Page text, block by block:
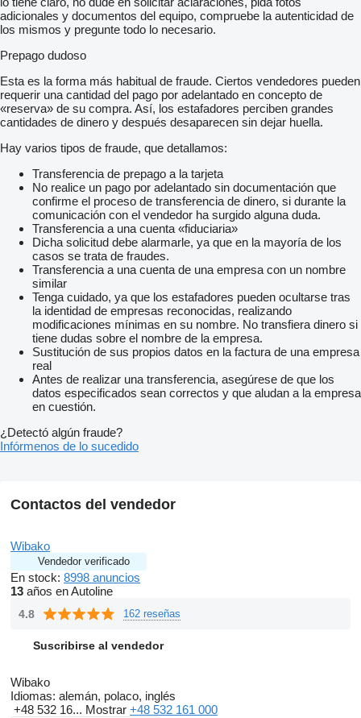
adicionales y documentos del equipo, compruebe la autenticidad de
los mismos y pregunte todo lo necesario.
Prepago dudoso
Esta es la forma más habitual de fraude. Ciertos vendedores pueden
requerir una cantidad del pago por adelantado en concepto de
«reserva» de su compra. Así, los estafadores perciben grandes
cantidades de dinero y después desaparecen sin dejar huella.
Hay varios tipos de fraude, que detallamos:
Transferencia de prepago a la tarjeta
No realice un pago por adelantado sin documentación que
confirme el proceso de transferencia de dinero, si durante la
comunicación con el vendedor ha surgido alguna duda.
Transferencia a una cuenta «fiduciaria»
Dicha solicitud debe alarmarle, ya que en la mayoría de los
casos se trata de fraudes.
Transferencia a una cuenta de una empresa con un nombre
similar
Tenga cuidado, ya que los estafadores pueden ocultarse tras
la identidad de empresas reconocidas, realizando
modificaciones mínimas en su nombre. No transfiera dinero si
tiene dudas sobre el nombre de la empresa.
Sustitución de sus propios datos en la factura de una empresa
real
Antes de realizar una transferencia, asegúrese de que los
datos especificados sean correctos y que aludan a la empresa
en cuestión.
¿Detectó algún fraude?
Infórmenos de lo sucedido
Contactos del vendedor
Wibako
Vendedor verificado
En stock: 8998 anuncios
13 años en Autoline
4.8 162 reseñas
Suscribirse al vendedor
Wibako
Idiomas: alemán, polaco, inglés
+48 532 16... Mostrar +48 532 161 000